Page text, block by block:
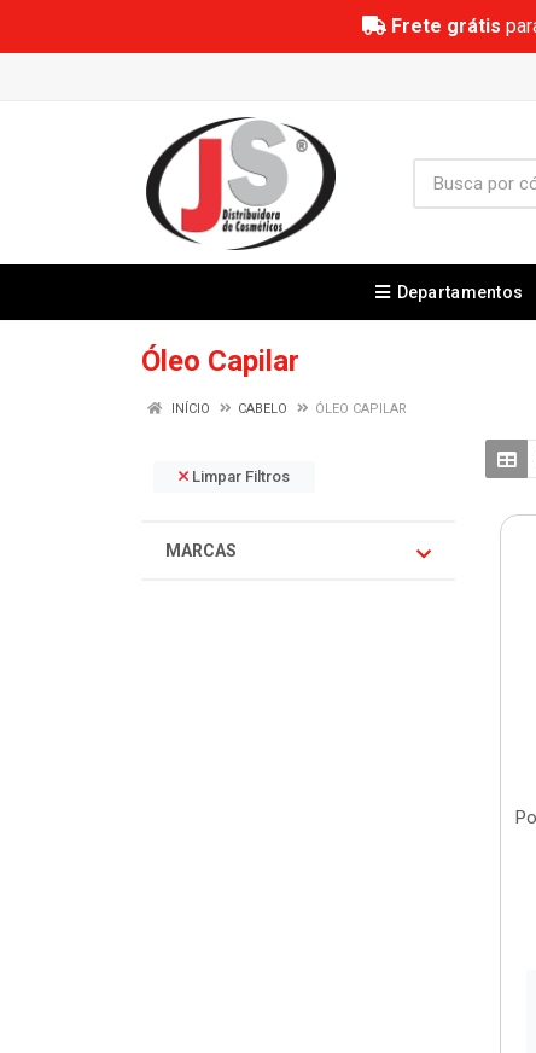
Frete grátis
Departamentos
Óleo Capilar
INÍCIO CABELO ÓLEO CAPILAR
Limpar Filtros
MARCAS